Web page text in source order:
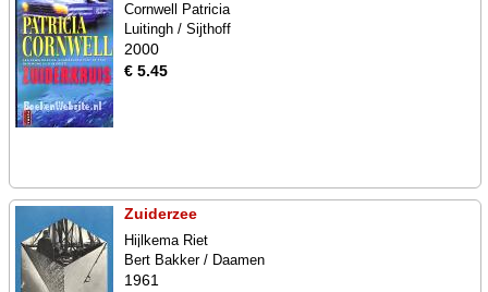
Cornwell Patricia
Luitingh / Sijthoff
2000
€ 5.45
Zuiderzee
Hijlkema Riet
Bert Bakker / Daamen
1961